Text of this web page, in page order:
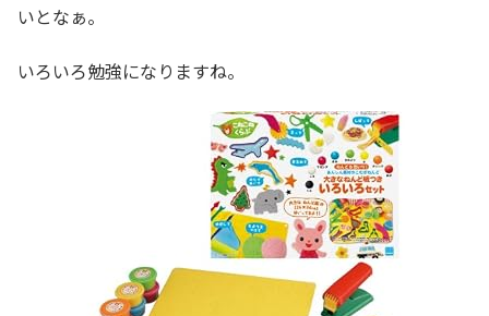
いとなぁ。
いろいろ勉強になりますね。